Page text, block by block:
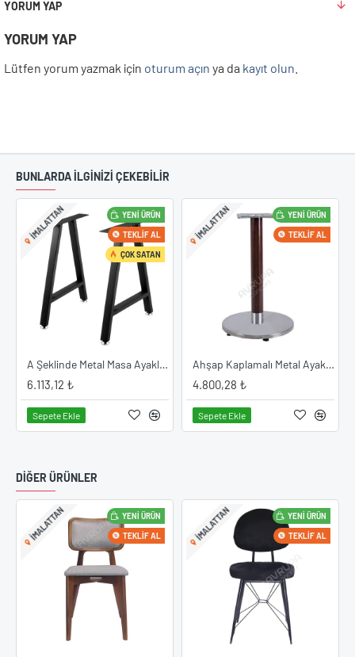
YORUM YAP
YORUM YAP
Lütfen yorum yazmak için oturum açın ya da kayıt olun
BUNLARDA İLGİNİZİ ÇEKEBİLİR
YENI ÜRÜN
IMALATTAN TEKLIF AL
ÇOK SATAN
A Şeklinde Metal Masa Ayakları
6.113,12 ₺
Sepete Ekle
YENI ÜRÜN
IMALATTAN TEKLIF AL
Ahşap Kaplamalı Metal Ayak Modeli
4.800,28 ₺
Sepete Ekle
DIĞER ÜRÜNLER
YENI ÜRÜN
IMALATTAN TEKLIF AL
YENI ÜRÜN
IMALATTAN TEKLIF AL